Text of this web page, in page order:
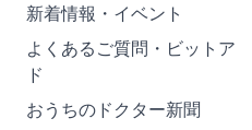
新着情報・イベント
よくあるご質問・ビットア
ド
おうちのドクター新聞